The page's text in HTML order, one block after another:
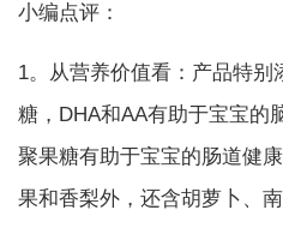
小编点评：
1。从营养价值看：产品特别
糖，DHA和AA有助于宝宝的
聚果糖有助于宝宝的肠道健
果和香梨外，还含胡萝卜、